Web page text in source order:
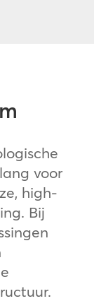
voor
high-
Bij